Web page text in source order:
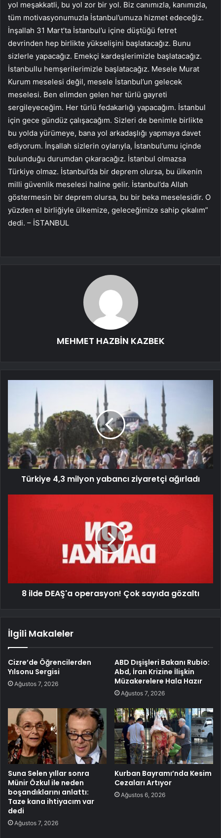
yol meşakkatli, bu yol zor bir yol. Biz canımızla, kanımızla,
tüm motivasyonumuzla İstanbul’umuza hizmet edeceğiz.
İnşallah 31 Mart’ta İstanbul’u içine düştüğü fetret
devrinden hep birlikte yükselişini başlatacağız. Bunu
sizlerle yapacağız. Emekçi kardeşlerimizle başlatacağız.
İstanbullu hemşerilerimizle başlatacağız. Mesele Murat
Kurum meselesi değil, mesele İstanbul’un gelecek
meselesi. Ben elimden gelen her türlü gayreti
sergileyeceğim. Her türlü fedakarlığı yapacağım. İstanbul
için gece gündüz çalışacağım. Sizleri de benimle birlikte
bu yolda yürümeye, bana yol arkadaşlığı yapmaya davet
ediyorum. İnşallah sizlerin oylarıyla, İstanbul’umu içinde
bulunduğu durumdan çıkaracağız. İstanbul olmazsa
Türkiye olmaz. İstanbul’da bir deprem olursa, bu ülkenin
milli güvenlik meselesi haline gelir. İstanbul’da Allah
göstermesin bir deprem olursa, bu bir beka meselesidir. O
yüzden el birliğiyle ülkemize, geleceğimize sahip çıkalım”
dedi. – İSTANBUL
MEHMET HAZBİN KAZBEK
Türkiye 4,3 milyon yabancı ziyaretçi ağırladı
8 ilde DEAŞ'a operasyon! Çok sayıda gözaltı
İlgili Makaleler
Cizre’de Öğrencilerden
Yılsonu Sergisi
Ağustos 7, 2026
ABD Dışişleri Bakanı Rubio:
Abd, İran Krizine İlişkin
Müzakerelere Hala Hazır
Ağustos 7, 2026
Suna Selen yıllar sonra
Münir Özkul ile neden
boşandıklarını anlattı:
Taze kana ihtiyacım var
dedi
Ağustos 7, 2026
Kurban Bayramı’nda Kesim
Cezaları Artıyor
Ağustos 6, 2026